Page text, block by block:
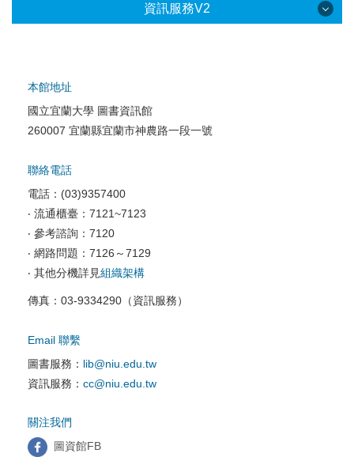
資訊服務V2
校園網路服務
校園資訊安全
電腦教室相關
資訊服務申請
本館地址
國立宜蘭大學 圖書資訊館
260007 宜蘭縣宜蘭市神農路一段一號
聯絡電話
電話：(03)9357400
‧ 流通櫃臺：7121~7123
‧ 參考諮詢：7120
‧ 網路問題：7126～7129
‧ 其他分機詳見組織架構
傳真：03-9334290（資訊服務）
Email 聯繫
圖書服務： lib@niu.edu.tw
資訊服務： cc@niu.edu.tw
關注我們
圖資館FB